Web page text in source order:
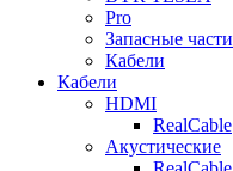
Pro
Запасные части
Кабели
Кабели
HDMI
RealCable
Акустические